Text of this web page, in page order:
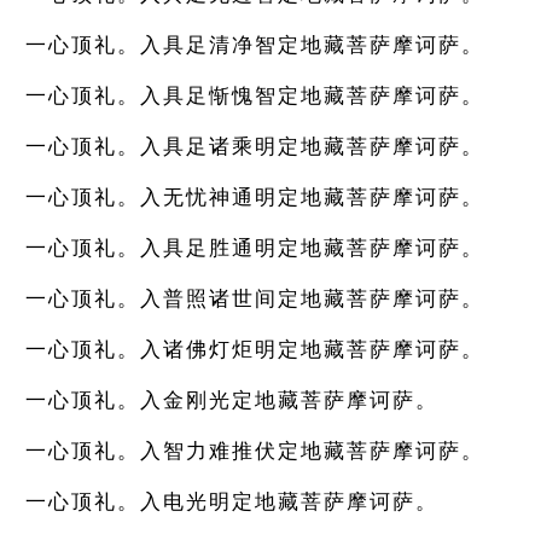
一心顶礼。入具足清净智定地藏菩萨摩诃萨。
一心顶礼。入具足惭愧智定地藏菩萨摩诃萨。
一心顶礼。入具足诸乘明定地藏菩萨摩诃萨。
一心顶礼。入无忧神通明定地藏菩萨摩诃萨。
一心顶礼。入具足胜通明定地藏菩萨摩诃萨。
一心顶礼。入普照诸世间定地藏菩萨摩诃萨。
一心顶礼。入诸佛灯炬明定地藏菩萨摩诃萨。
一心顶礼。入金刚光定地藏菩萨摩诃萨。
一心顶礼。入智力难推伏定地藏菩萨摩诃萨。
一心顶礼。入电光明定地藏菩萨摩诃萨。